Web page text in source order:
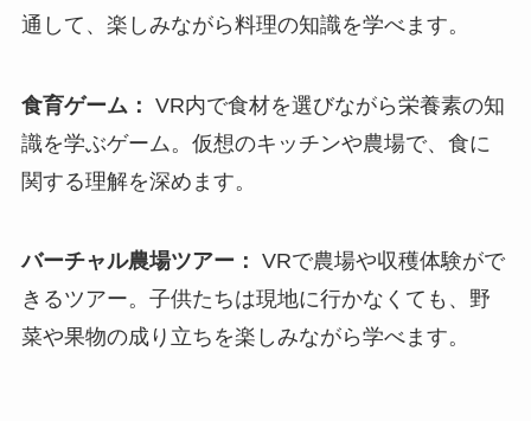
通して、楽しみながら料理の知識を学べます。
食育ゲーム： VR内で食材を選びながら栄養素の知
識を学ぶゲーム。仮想のキッチンや農場で、食に
関する理解を深めます。
バーチャル農場ツアー： VRで農場や収穫体験がで
きるツアー。子供たちは現地に行かなくても、野
菜や果物の成り立ちを楽しみながら学べます。